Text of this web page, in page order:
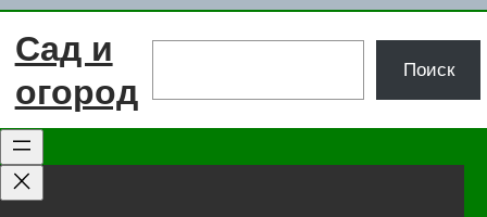
Перейти
Сад и
огород
Поиск